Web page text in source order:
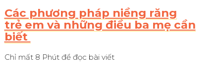
Các phương pháp niềng răng
trẻ em và những điều ba mẹ cần
biết
Chỉ mất 8 Phút để đọc bài viết